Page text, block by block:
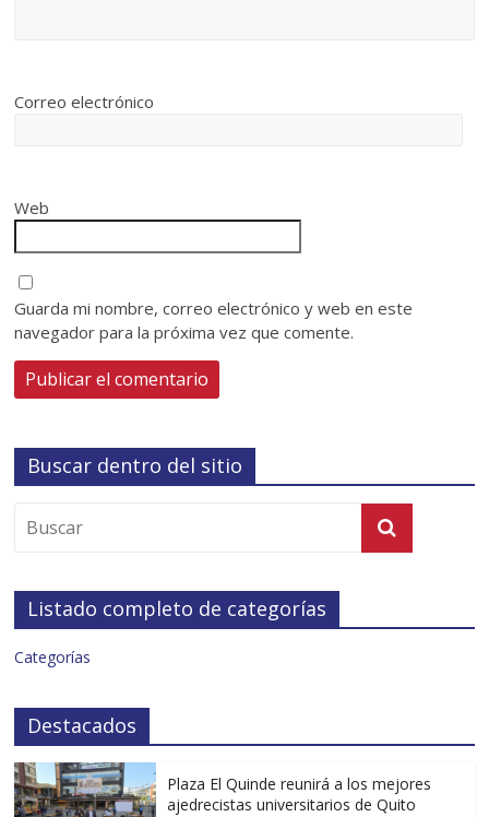
Correo electrónico
Web
Guarda mi nombre, correo electrónico y web en este
navegador para la próxima vez que comente.
Buscar dentro del sitio
Listado completo de categorías
Categorías
Destacados
Plaza El Quinde reunirá a los mejores
ajedrecistas universitarios de Quito